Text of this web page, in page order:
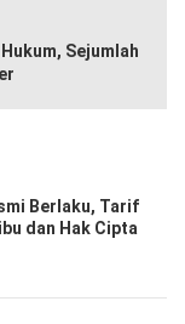
Sejumlah
Berlaku, Tarif
dan Hak Cipta